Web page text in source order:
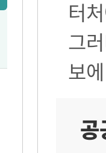
터
그
보